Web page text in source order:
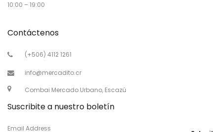
10:00 – 19:00
Contáctenos
(+506) 4112 1261
info@mercadito.cr
Combai Mercado Urbano, Escazú
Suscribite a nuestro boletín
Email Address